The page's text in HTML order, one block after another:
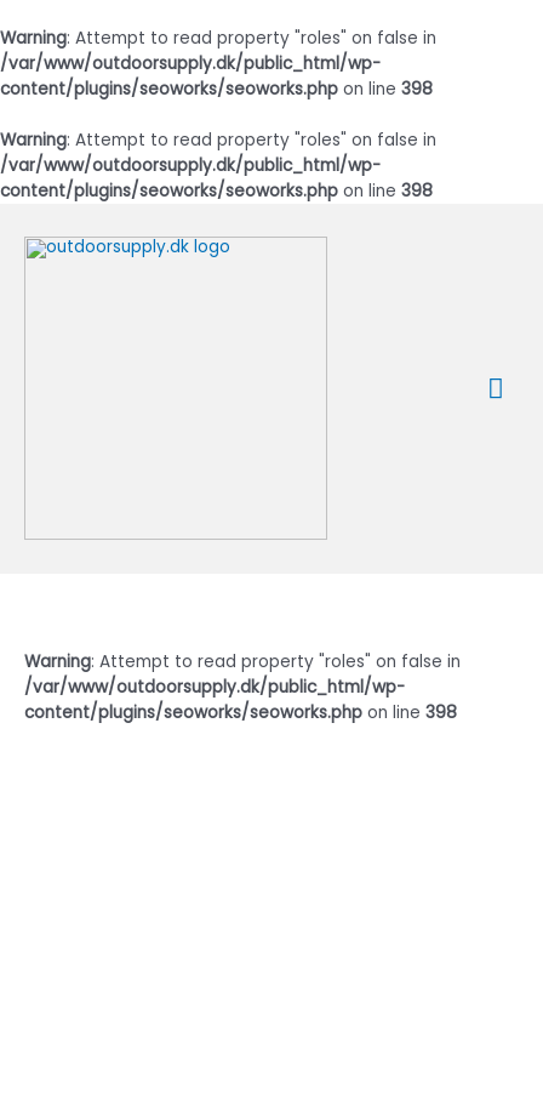
Warning: Attempt to read property "roles" on false in
/var/www/outdoorsupply.dk/public_html/wp-
content/plugins/seoworks/seoworks.php on line 398
Warning: Attempt to read property "roles" on false in
/var/www/outdoorsupply.dk/public_html/wp-
content/plugins/seoworks/seoworks.php on line 398
indholdet
Warning: Attempt to read property "roles" on false in
/var/www/outdoorsupply.dk/public_html/wp-
content/plugins/seoworks/seoworks.php on line 398